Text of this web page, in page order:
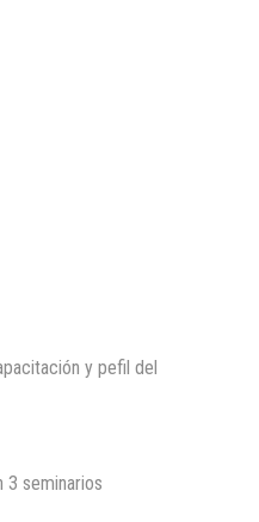
y pefil del
3 seminarios